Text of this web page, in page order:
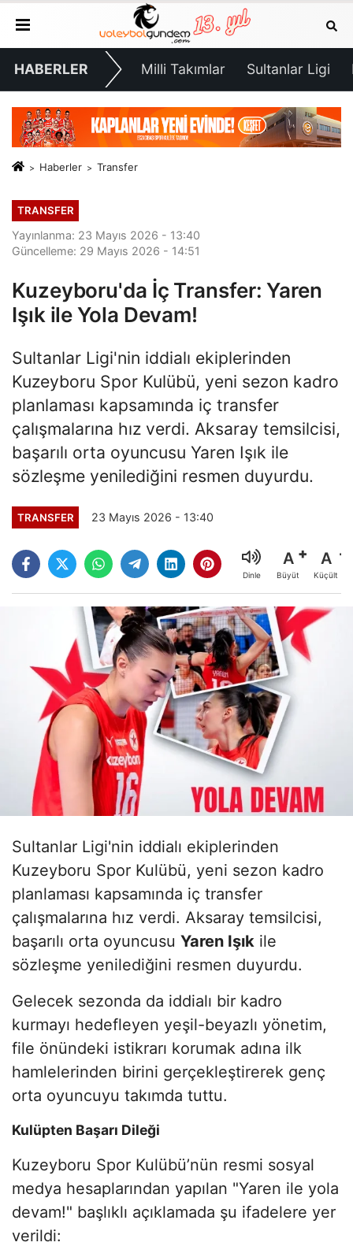
HABERLER Milli Takımlar Sultanlar Ligi
Haberler Transfer
TRANSFER
Yayınlanma: 23 Mayıs 2026 - 13:40
Güncelleme: 29 Mayıs 2026 - 14:51
Kuzeyboru'da İç Transfer: Yaren
Işık ile Yola Devam!
Sultanlar Ligi'nin iddialı ekiplerinden
Kuzeyboru Spor Kulübü, yeni sezon kadro
planlaması kapsamında iç transfer
çalışmalarına hız verdi. Aksaray temsilcisi,
başarılı orta oyuncusu Yaren Işık ile
sözleşme yenilediğini resmen duyurdu.
TRANSFER 23 Mayıs 2026 - 13:40
Dinle
A
Büyüt
A
Küçült
Sultanlar Ligi'nin iddialı ekiplerinden
Kuzeyboru Spor Kulübü, yeni sezon kadro
planlaması kapsamında iç transfer
çalışmalarına hız verdi. Aksaray temsilcisi,
başarılı orta oyuncusu Yaren Işık ile
sözleşme yenilediğini resmen duyurdu.
Gelecek sezonda da iddialı bir kadro
kurmayı hedefleyen yeşil-beyazlı yönetim,
file önündeki istikrarı korumak adına ilk
hamlelerinden birini gerçekleştirerek genç
orta oyuncuyu takımda tuttu.
Kulüpten Başarı Dileği
Kuzeyboru Spor Kulübü’nün resmi sosyal
medya hesaplarından yapılan "Yaren ile yola
devam!" başlıklı açıklamada şu ifadelere yer
verildi: